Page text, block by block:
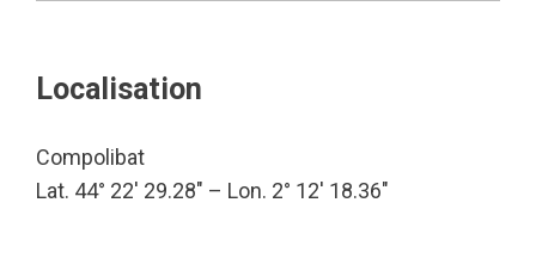
Localisation
Compolibat
Lat. 44° 22′ 29.28″ – Lon. 2° 12′ 18.36″